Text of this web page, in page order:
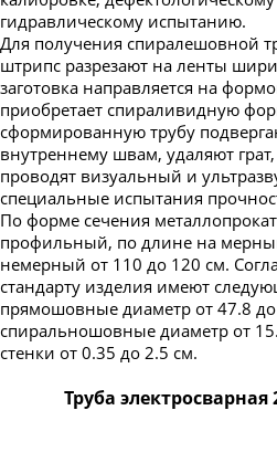
гидравлическому испытанию.
Для получения спиралешовной
штрипс разрезают на ленты
заготовка направляется на
приобретает спираливидную
сформированную трубу
внутреннему швам, удаляют
проводят визуальный и
специальные испытания
По форме сечения
профильный, по длине на
немерный от 110 до 120 см.
стандарту изделия имеют
прямошовные диаметр от 47.8
спиральношовные диаметр от
стенки от 0.35 до 2.5 см.
Труба электросварная